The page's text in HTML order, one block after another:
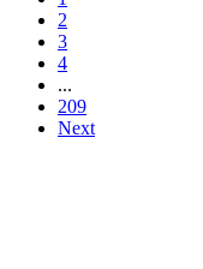
2
3
4
...
209
Next